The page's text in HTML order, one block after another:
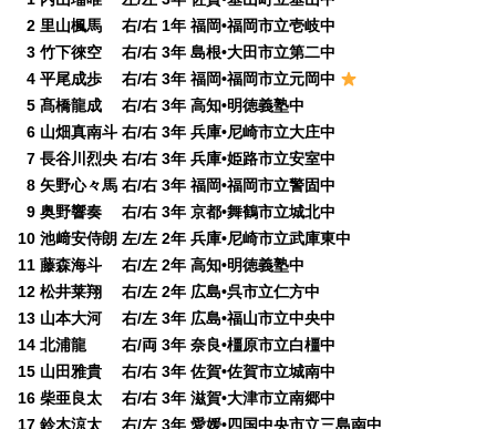
02 里山楓馬 右/右 1年 福岡•福岡市立壱岐中
03 竹下徠空 右/右 3年 島根•大田市立第二中
04 平尾成歩 右/右 3年 福岡•福岡市立元岡中
05 髙橋龍成 右/右 3年 高知•明徳義塾中
06 山畑真南斗 右/右 3年 兵庫•尼崎市立大庄中
07 長谷川烈央 右/右 3年 兵庫•姫路市立安室中
08 矢野心々馬 右/右 3年 福岡•福岡市立警固中
09 奥野響奏 右/右 3年 京都•舞鶴市立城北中
10 池﨑安侍朗 左/左 2年 兵庫•尼崎市立武庫東中
11 藤森海斗 右/左 2年 高知•明徳義塾中
12 松井莱翔 右/左 2年 広島•呉市立仁方中
13 山本大河 右/左 3年 広島•福山市立中央中
14 北浦龍 右/両 3年 奈良•橿原市立白橿中
15 山田雅貴 右/右 3年 佐賀•佐賀市立城南中
16 柴亜良太 右/右 3年 滋賀•大津市立南郷中
17 鈴木涼太 右/左 3年 愛媛•四国中央市立三島南中